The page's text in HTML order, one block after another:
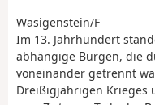
Wasigenstein/F
Im 13. Jahrhundert
abhängige Burgen, die
voneinander getrennt
Dreißigjährigen Krieges